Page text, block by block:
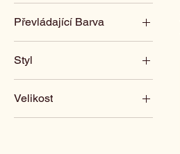
Červená
Keramika
Zinek
Převládající Barva
Béžová
Styl
Bohatá
Boho
Velikost
25 cm